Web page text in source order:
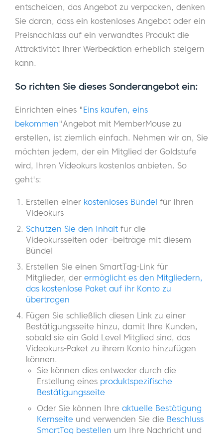
entscheiden, das Angebot zu verpacken, denken
Sie daran, dass ein kostenloses Angebot oder ein
Preisnachlass auf ein verwandtes Produkt die
Attraktivität Ihrer Werbeaktion erheblich steigern
kann.
So richten Sie dieses Sonderangebot ein:
Einrichten eines "Eins kaufen, eins
bekommen"Angebot mit MemberMouse zu
erstellen, ist ziemlich einfach. Nehmen wir an, Sie
möchten jedem, der ein Mitglied der Goldstufe
wird, Ihren Videokurs kostenlos anbieten. So
geht's:
Erstellen einer kostenloses Bündel für Ihren
Videokurs
Schützen Sie den Inhalt für die
Videokursseiten oder -beiträge mit diesem
Bündel
Erstellen Sie einen SmartTag-Link für
Mitglieder, der ermöglicht es den Mitgliedern,
das kostenlose Paket auf ihr Konto zu
übertragen
Fügen Sie schließlich diesen Link zu einer
Bestätigungsseite hinzu, damit Ihre Kunden,
sobald sie ein Gold Level Mitglied sind, das
Videokurs-Paket zu ihrem Konto hinzufügen
können.
Sie können dies entweder durch die
Erstellung eines produktspezifische
Bestätigungsseite
Oder Sie können Ihre aktuelle Bestätigung
Kernseite und verwenden Sie die Beschluss
SmartTag bestellen um Ihre Nachricht und